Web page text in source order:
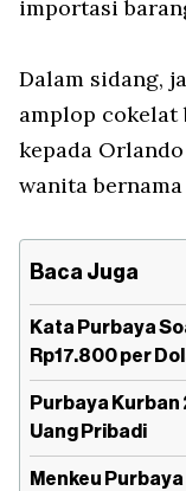
importasi
Dalam sidang,
amplop cokelat
kepada
wanita
Baca Juga
Kata Purbaya
Rp17.800 per
Purbaya Kurban
Uang Pribadi
Menkeu